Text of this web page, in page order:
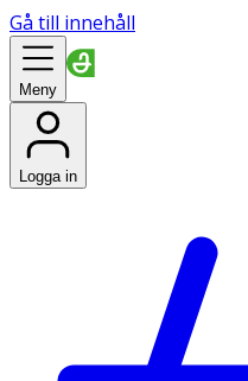
Gå till innehåll
Meny
Logga in